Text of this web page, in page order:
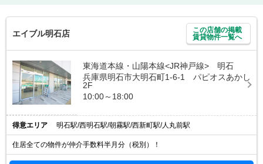
エイブル明石店
この店舗の掲載
賃貸物件一覧へ
東海道本線・山陽本線<JR神戸線> 明石
兵庫県明石市大明石町1-6-1 パピオスあかし
2F
10:00～18:00
得意エリア 明石駅/西明石駅/朝霧駅/西新町駅/人丸前駅
住居全ての物件が仲介手数料半月分（税別）！